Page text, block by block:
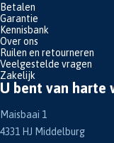
Betalen
Garantie
Kennisbank
Over ons
Ruilen en retourneren
Veelgestelde vragen
Zakelijk
U bent van harte
Maisbaai 1
4331 HJ Middelburg